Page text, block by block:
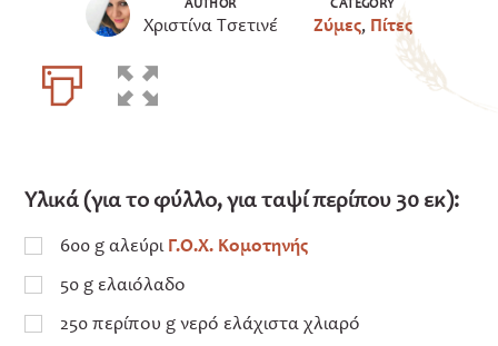
AUTHOR
Χριστίνα Τσετινέ
CATEGORY
Ζύμες, Πίτες
Υλικά (για το φύλλο, για ταψί περίπου 30 εκ):
600 g αλεύριΓ.Ο.Χ. Κομοτηνής
50 g ελαιόλαδο
250 περίπου g νερό ελάχιστα χλιαρό